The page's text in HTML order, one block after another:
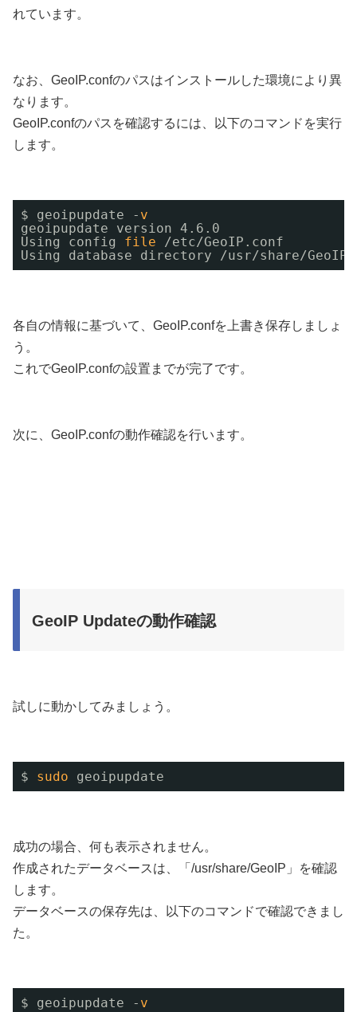
れています。
なお、GeoIP.confのパスはインストールした環境により異
なります。
GeoIP.confのパスを確認するには、以下のコマンドを実行
します。
$ geoipupdate - v
geoipupdate version 4.6.0
Using config file /etc/GeoIP .conf
Using database directory
/usr/share/GeoIP
各自の情報に基づいて、GeoIP.confを上書き保存しましょ
う。
これでGeoIP.confの設置までが完了です。
次に、GeoIP.confの動作確認を行います。
GeoIP Updateの動作確認
試しに動かしてみましょう。
$ sudo geoipupdate
成功の場合、何も表示されません。
作成されたデータベースは、「/usr/share/GeoIP」を確認
します。
データベースの保存先は、以下のコマンドで確認できまし
た。
$ geoipupdate - v